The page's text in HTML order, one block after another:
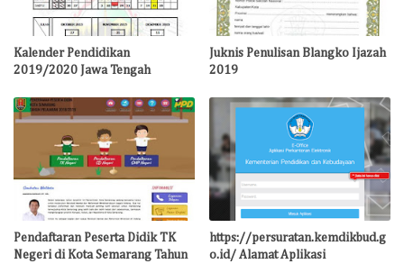
Kalender Pendidikan
2019/2020 Jawa Tengah
Juknis Penulisan Blangko Ijazah
2019
Pendaftaran Peserta Didik TK
Negeri di Kota Semarang Tahun
https://persuratan.kemdikbud.g
o.id/ Alamat Aplikasi